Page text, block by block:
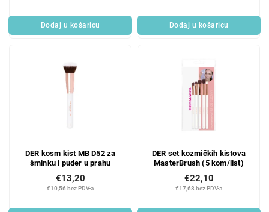
Dodaj u košaricu Dodaj u košaricu
DER kosm kist MB D52 za
šminku i puder u prahu
€10,56 bez PDV-a
€13,20
DER set kozmičkih kistova
MasterBrush (5 kom/list)
€17,68 bez PDV-a
€22,10